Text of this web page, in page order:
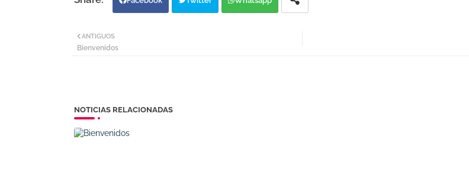
ANTIGUOS
Bienvenidos
NOTICIAS RELACIONADAS